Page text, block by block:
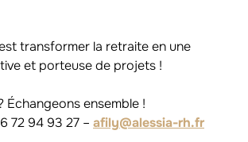
transformer la retraite en une
et porteuse de projets !
Échangeons ensemble !
72 94 93 27 – afily@alessia-rh.fr